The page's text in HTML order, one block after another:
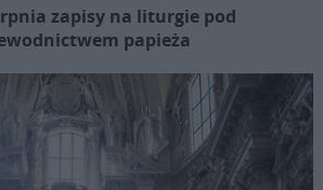
zapisy na liturgie pod
papieża